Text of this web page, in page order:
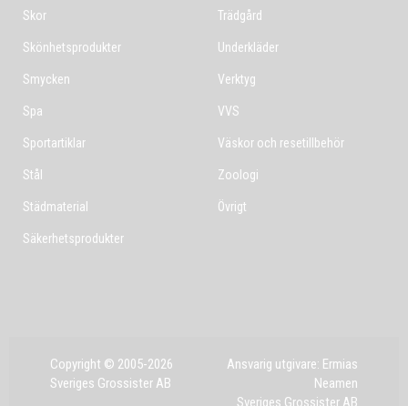
Skor
Skönhetsprodukter
Smycken
Spa
Sportartiklar
Stål
Städmaterial
Säkerhetsprodukter
Trädgård
Underkläder
Verktyg
VVS
Väskor och resetillbehör
Zoologi
Övrigt
Copyright © 2005-2026
Sveriges Grossister AB
Ansvarig utgivare: Ermias
Neamen
Sveriges Grossister AB